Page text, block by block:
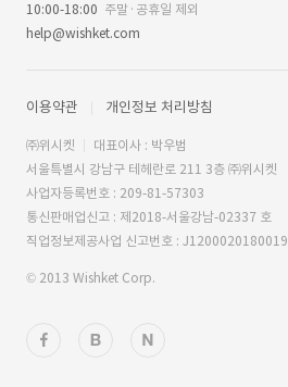
10:00-18:00 주말·공휴일 제외
help@wishket.com
이용약관 개인정보 처리방침
㈜위시켓
대표이사 : 박우범
서울특별시 강남구 테헤란로 211 3층 ㈜위시켓
사업자등록번호 : 209-81-57303
통신판매업신고 : 제2018-서울강남-02337 호
직업정보제공사업 신고번호 : J1200020180019
© 2013 Wishket Corp.